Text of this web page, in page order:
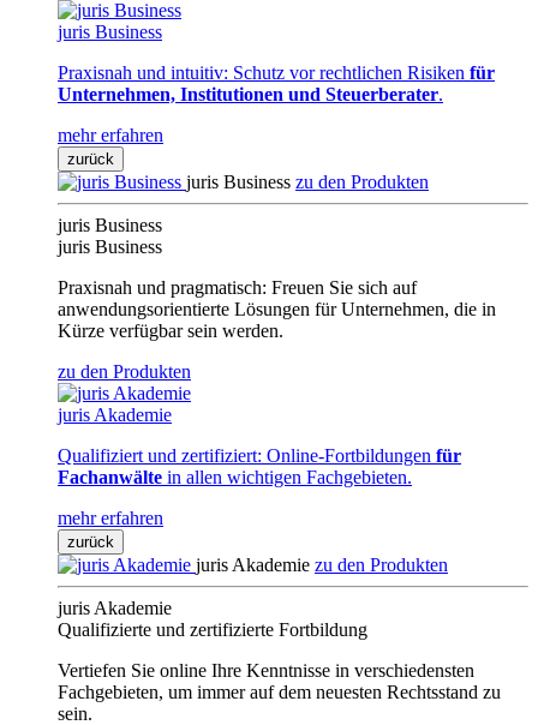
juris Business
Praxisnah und intuitiv: Schutz vor rechtlichen Risiken für
Unternehmen, Institutionen und Steuerberater.
mehr erfahren
zurück
juris Business zu den Produkten
juris Business
juris Business
Praxisnah und pragmatisch: Freuen Sie sich auf
anwendungsorientierte Lösungen für Unternehmen, die in
Kürze verfügbar sein werden.
zu den Produkten
juris Akademie
Qualifiziert und zertifiziert: Online-Fortbildungen für
Fachanwälte in allen wichtigen Fachgebieten.
mehr erfahren
zurück
juris Akademie zu den Produkten
juris Akademie
Qualifizierte und zertifizierte Fortbildung
Vertiefen Sie online Ihre Kenntnisse in verschiedensten
Fachgebieten, um immer auf dem neuesten Rechtsstand zu
sein.